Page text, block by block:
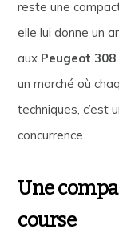
reste une
elle lui donne un
aux Peugeot 308
un marché où
techniques, c’est
concurrence.
Une
course